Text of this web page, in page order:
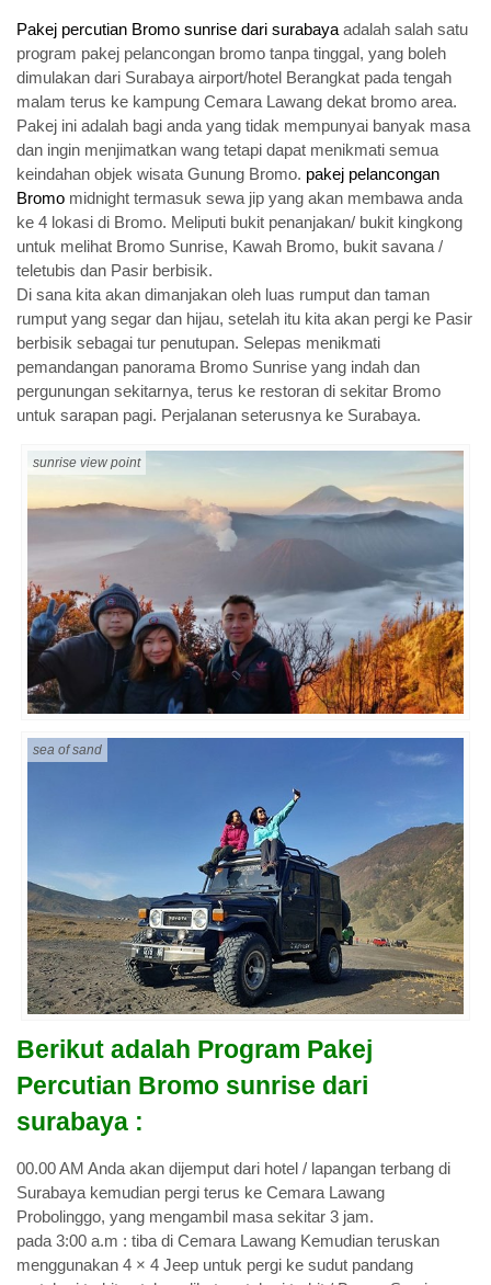
Pakej percutian Bromo sunrise dari surabaya adalah salah satu
program pakej pelancongan bromo tanpa tinggal, yang boleh
dimulakan dari Surabaya airport/hotel Berangkat pada tengah
malam terus ke kampung Cemara Lawang dekat bromo area.
Pakej ini adalah bagi anda yang tidak mempunyai banyak masa
dan ingin menjimatkan wang tetapi dapat menikmati semua
keindahan objek wisata Gunung Bromo. pakej pelancongan
Bromo midnight termasuk sewa jip yang akan membawa anda
ke 4 lokasi di Bromo. Meliputi bukit penanjakan/ bukit kingkong
untuk melihat Bromo Sunrise, Kawah Bromo, bukit savana /
teletubis dan Pasir berbisik.
Di sana kita akan dimanjakan oleh luas rumput dan taman
rumput yang segar dan hijau, setelah itu kita akan pergi ke Pasir
berbisik sebagai tur penutupan. Selepas menikmati
pemandangan panorama Bromo Sunrise yang indah dan
pergunungan sekitarnya, terus ke restoran di sekitar Bromo
untuk sarapan pagi. Perjalanan seterusnya ke Surabaya.
sunrise view point
sea of sand
Berikut adalah Program Pakej
Percutian Bromo sunrise dari
surabaya :
00.00 AM Anda akan dijemput dari hotel / lapangan terbang di
Surabaya kemudian pergi terus ke Cemara Lawang
Probolinggo, yang mengambil masa sekitar 3 jam.
pada 3:00 a.m : tiba di Cemara Lawang Kemudian teruskan
menggunakan 4 × 4 Jeep untuk pergi ke sudut pandang